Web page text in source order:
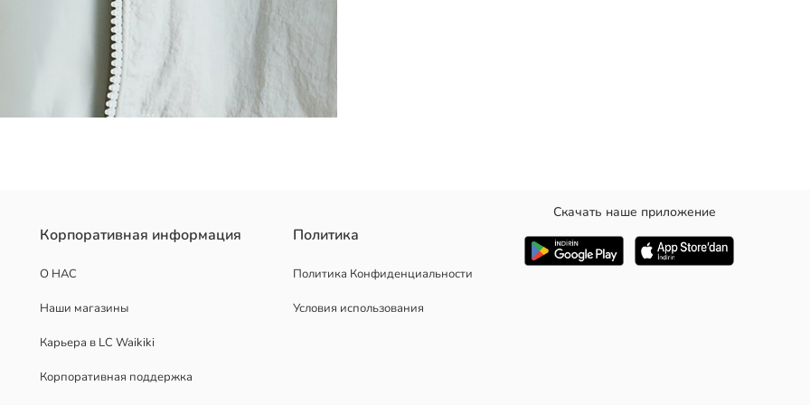
Корпоративная информация
О НАС
Наши магазины
Карьера в LC Waikiki
Корпоративная поддержка
Политика
Политика Конфиденциальности
Условия использования
Скачать наше приложение